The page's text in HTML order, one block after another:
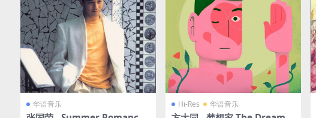
华语音乐 Hi-Res 华语音乐